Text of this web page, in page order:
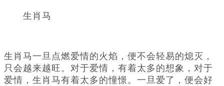
生肖马
生肖马一旦点燃爱情的火焰，便不会轻易的熄灭，
只会越来越旺。对于爱情，有着太多的想象，对于
爱情，生肖马有着太多的憧憬。一旦爱了，便会好